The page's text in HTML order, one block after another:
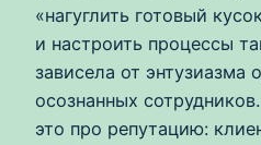
«нагуглить готовый
и настроить процессы
зависела от энтузиазма
осознанных
это про репутацию: